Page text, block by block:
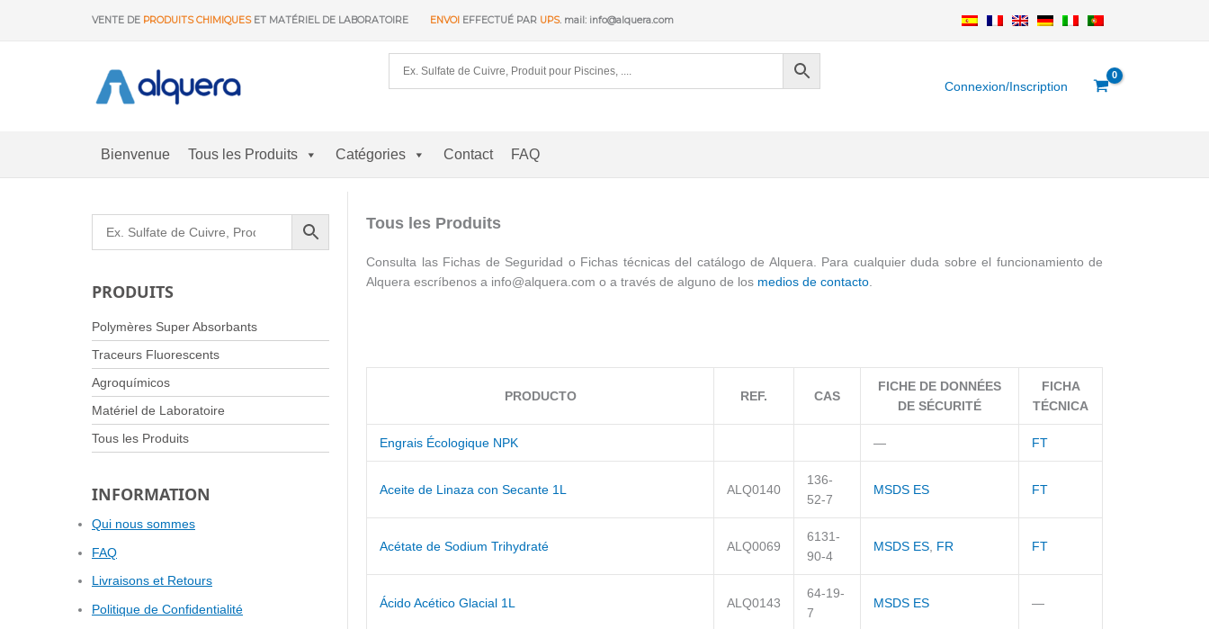
VENTE DE PRODUITS CHIMIQUESET MATÉRIEL DE LABORATOIRE ENVOI EFFECTUÉ PAR UPS. mail: info@alquera.com
Connexion/Inscription
Bienvenue Tous les Produits Catégories Contact FAQ
PRODUITS
Polymères Super Absorbants
Traceurs Fluorescents
Agroquímicos
Matériel de Laboratoire
Tous les Produits
INFORMATION
Qui nous sommes
FAQ
Livraisons et Retours
Politique de Confidentialité
Tous les Produits
Consulta las Fichas de Seguridad o Fichas técnicas del catálogo de Alquera. Para cualquier duda sobre el funcionamiento de
Alquera escríbenos a info@alquera.com o a través de alguno de los medios de contacto
PRODUCTO REF. CAS
FICHE DE DONNÉES
DE SÉCURITÉ
FICHA
TÉCNICA
Engrais Écologique NPK — FT
Aceite de Linaza con Secante 1L ALQ0140
136-
52-7
MSDS ES FT
Acétate de Sodium Trihydraté ALQ0069
6131-
90-4
MSDS ES, FR FT
Ácido Acético Glacial 1L ALQ0143
64-19-
7
MSDS ES —